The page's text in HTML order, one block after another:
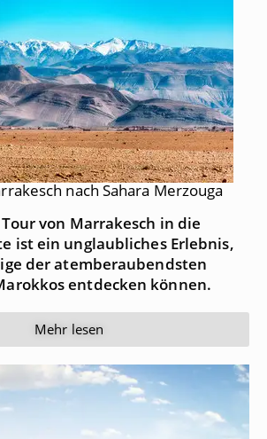
nach Sahara Merzouga
von Marrakesch in die
ist ein unglaubliches Erlebnis,
der atemberaubendsten
entdecken können.
Mehr lesen